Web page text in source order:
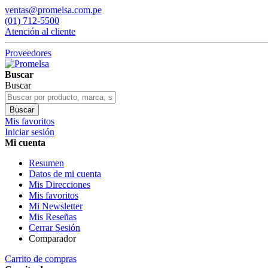
ventas@promelsa.com.pe
(01) 712-5500
Atención al cliente
Proveedores
Buscar
Buscar
Buscar
Mis favoritos
Iniciar sesión
Mi cuenta
Resumen
Datos de mi cuenta
Mis Direcciones
Mis favoritos
Mi Newsletter
Mis Reseñas
Cerrar Sesión
Comparador
Carrito de compras